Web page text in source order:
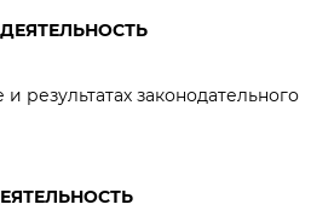
результатах законодательного